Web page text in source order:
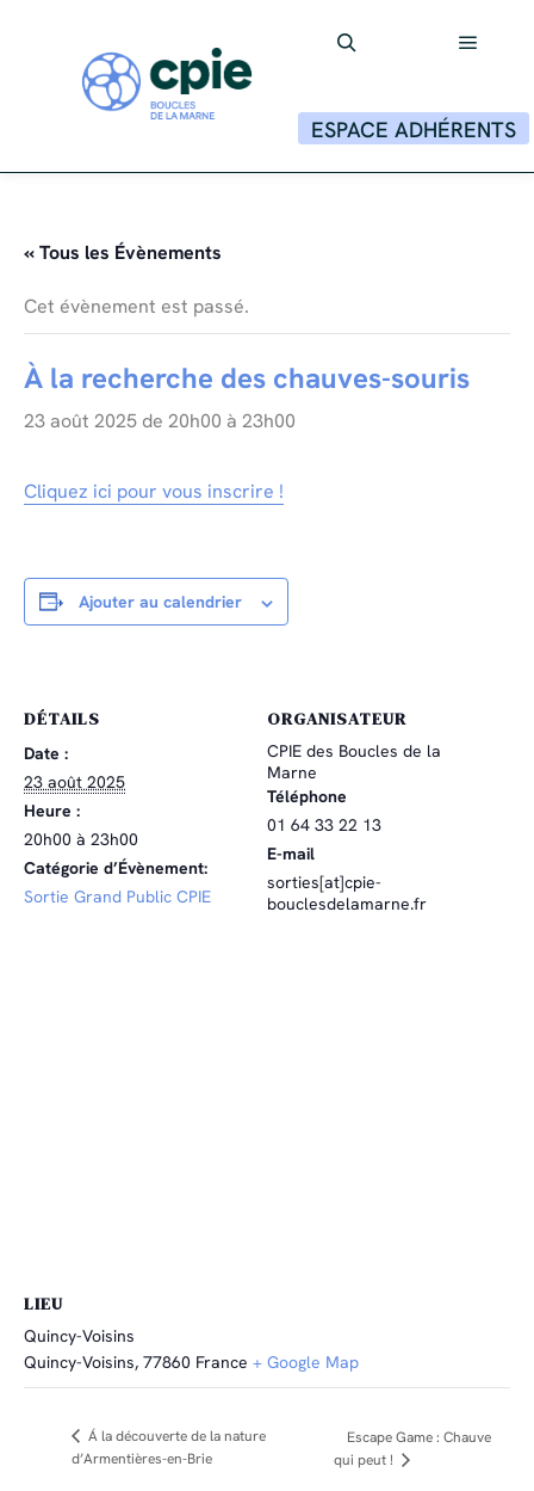
ESPACE ADHÉRENTS
« Tous les Évènements
Cet évènement est passé.
À la recherche des chauves-souris
23 août 2025 de 20h00 à 23h00
Cliquez ici pour vous inscrire !
Ajouter au calendrier
DÉTAILS
Date :
23 août 2025
Heure :
20h00 à 23h00
Catégorie d’Évènement:
Sortie Grand Public CPIE
ORGANISATEUR
CPIE des Boucles de la
Marne
Téléphone
01 64 33 22 13
E-mail
sorties[at]cpie-
bouclesdelamarne.fr
LIEU
Quincy-Voisins
Quincy-Voisins, 77860 France + Google Map
Á la découverte de la nature
d’Armentières-en-Brie
Escape Game : Chauve
qui peut !